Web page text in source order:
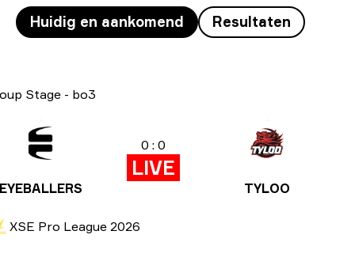
Huidig en aankomend Resultaten
Stage - bo3
0 : 0
LIVE
TYLOO
XSE Pro League 2026